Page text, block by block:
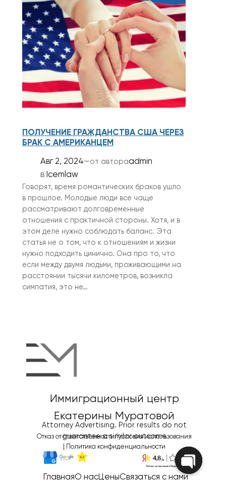
ПОЛУЧЕНИЕ ГРАЖДАНСТВА США ЧЕРЕЗ
БРАК С АМЕРИКАНЦЕМ
Авг 2, 2024—от автораadmin
в Icemlaw
Говорят, время романтических браков ушло
в прошлое. Молодые люди все чаще
рассматривают долговременные
отношения с практичной стороны. Хотя, и в
этом деле нужно соблюдать баланс. Эта
статья не о том, что к отношениям и жизни
нужно подходить цинично. Она про то, что
если между двумя людьми, проживающими на
расстоянии тысячи километров, возникла
симпатия, это не…
Иммиграционный центр
Екатерины Муратовой
Attorney Advertising. Prior results do not
guarantee a similar outcome
Отказ от ответственности/условия использования
Политика конфиденциальности
ГлавнаяО насЦеныСвязаться с намиOpen